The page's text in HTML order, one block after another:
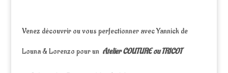
Venez découvrir ou vous perfectionner avec Yannick de
Louna & Lorenzo pour un Atelier COUTURE ou TRICOT